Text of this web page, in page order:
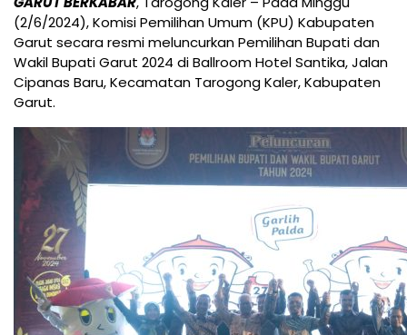
(2/6/2024), Komisi Pemilihan Umum (KPU) Kabupaten
Garut secara resmi meluncurkan Pemilihan Bupati dan
Wakil Bupati Garut 2024 di Ballroom Hotel Santika, Jalan
Cipanas Baru, Kecamatan Tarogong Kaler, Kabupaten
Garut.